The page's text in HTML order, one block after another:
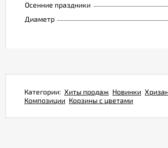
Осенние праздники
Диаметр
Категории: Хиты продаж Новинки
Композиции Корзины с цветами